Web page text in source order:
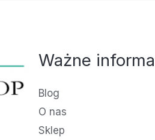
Ważne
Blog
O nas
Sklep